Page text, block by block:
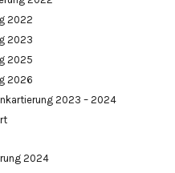
2022
2023
2025
2026
2023 – 2024
2024